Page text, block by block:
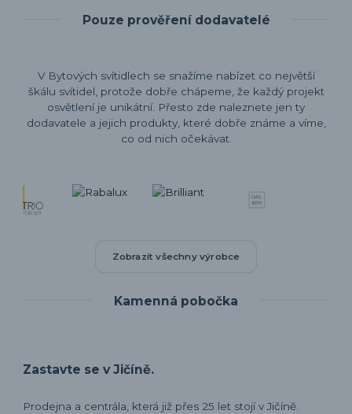
Pouze prověření dodavatelé
V Bytových svítidlech se snažíme nabízet co největší
škálu svítidel, protože dobře chápeme, že každý projekt
osvětlení je unikátní. Přesto zde naleznete jen ty
dodavatele a jejich produkty, které dobře známe a víme,
co od nich očekávat.
Zobrazit všechny výrobce
Kamenná pobočka
Zastavte se v Jičíně.
Prodejna a centrála, která již přes 25 let stojí v Jičíně.